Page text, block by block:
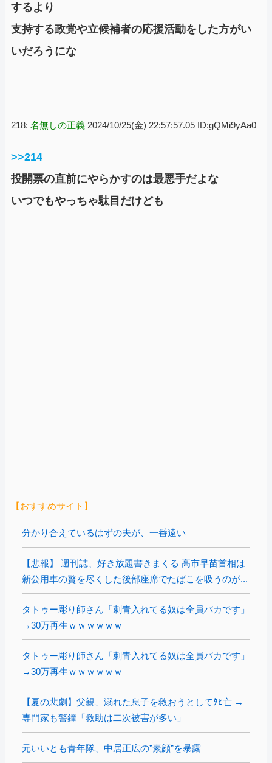
するより
支持する政党や立候補者の応援活動をした方がい
いだろうにな
218: 名無しの正義 2024/10/25(金) 22:57:57.05 ID:gQMi9yAa0
>>214
投開票の直前にやらかすのは最悪手だよな
いつでもやっちゃ駄目だけども
【おすすめサイト】
分かり合えているはずの夫が、一番遠い
【悲報】 週刊誌、好き放題書きまくる 高市早苗首相は
新公用車の贅を尽くした後部座席でたばこを吸うのが...
タトゥー彫り師さん「刺青入れてる奴は全員バカです」
→30万再生ｗｗｗｗｗｗ
タトゥー彫り師さん「刺青入れてる奴は全員バカです」
→30万再生ｗｗｗｗｗｗ
【夏の悲劇】父親、溺れた息子を救おうとしてﾀﾋ亡 →
専門家も警鐘「救助は二次被害が多い」
元いいとも青年隊、中居正広の”素顔”を暴露